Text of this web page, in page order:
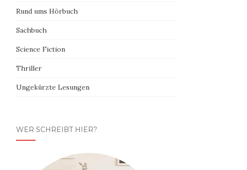
Rund ums Hörbuch
Sachbuch
Science Fiction
Thriller
Ungekürzte Lesungen
WER SCHREIBT HIER?